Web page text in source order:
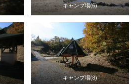
キャンプ場(6)
キャンプ場(8)